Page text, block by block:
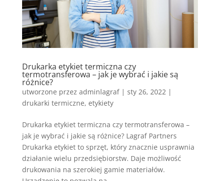
Drukarka etykiet termiczna czy
termotransferowa – jak je wybrać i jakie są
różnice?
utworzone przez adminlagraf| sty 26, 2022|
drukarki termiczne, etykiety
Drukarka etykiet termiczna czy termotransferowa –
jak je wybrać i jakie są różnice? Lagraf Partners
Drukarka etykiet to sprzęt, który znacznie usprawnia
działanie wielu przedsiębiorstw. Daje możliwość
drukowania na szerokiej gamie materiałów.